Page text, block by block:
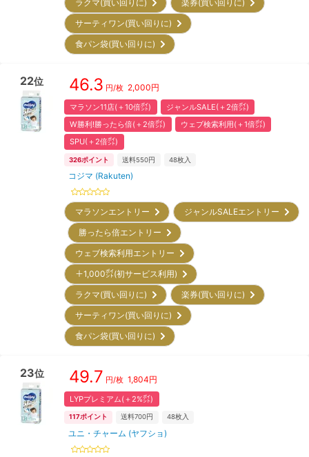
ラクマ(買い回りに)
楽券(買い回りに)
サーティワン(買い回りに)
食パン袋(買い回りに)
22位 46.3 円/枚 2,000円
マラソン11店(＋10倍㌽)
ジャンルSALE(＋2倍㌽)
W勝利!勝ったら倍(＋2倍㌽)
ウェブ検索利用(＋1倍㌽)
SPU(＋2倍㌽)
326ポイント 送料550円 48枚入
コジマ (Rakuten)
マラソンエントリー
ジャンルSALEエントリー
勝ったら倍エントリー
ウェブ検索利用エントリー
＋1,000㌽(初サービス利用)
ラクマ(買い回りに)
楽券(買い回りに)
サーティワン(買い回りに)
食パン袋(買い回りに)
23位 49.7 円/枚 1,804円
LYPプレミアム(＋2%㌽)
117ポイント 送料700円 48枚入
ユニ・チャーム (ヤフショ)